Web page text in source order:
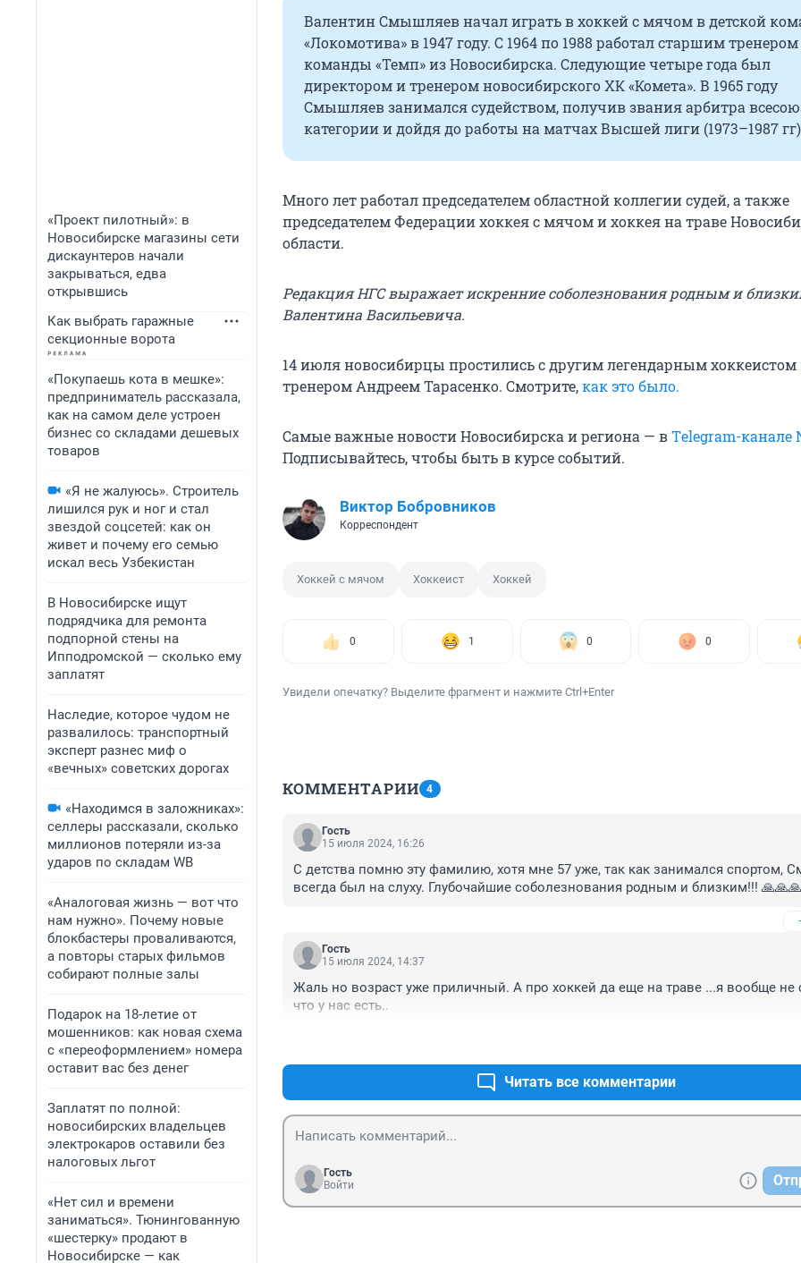
«Проект пилотный»: в
Новосибирске магазины сети
дискаунтеров начали
закрываться, едва
открывшись
Как выбрать гаражные
секционные ворота
«Покупаешь кота в мешке»:
предприниматель рассказала,
как на самом деле устроен
бизнес со складами дешевых
товаров
«Я не жалуюсь». Строитель
лишился рук и ног и стал
звездой соцсетей: как он
живет и почему его семью
искал весь Узбекистан
В Новосибирске ищут
подрядчика для ремонта
подпорной стены на
Ипподромской — сколько ему
заплатят
Наследие, которое чудом не
развалилось: транспортный
эксперт разнес миф о
«вечных» советских дорогах
«Находимся в заложниках»:
селлеры рассказали, сколько
миллионов потеряли из-за
ударов по складам WB
«Аналоговая жизнь — вот что
нам нужно». Почему новые
блокбастеры проваливаются,
а повторы старых фильмов
собирают полные залы
Подарок на 18-летие от
мошенников: как новая схема
с «переоформлением» номера
оставит вас без денег
Заплатят по полной:
новосибирских владельцев
электрокаров оставили без
налоговых льгот
«Нет сил и времени
заниматься». Тюнингованную
«шестерку» продают в
Новосибирске — как
Валентин Смышляев начал играть в хоккей с мячом в детской
«Локомотива» в 1947 году. С 1964 по 1988 работал старшим тренером
команды «Темп» из Новосибирска. Следующие четыре года был
директором и тренером новосибирского ХК «Комета». В 1965 году
Смышляев занимался судейством, получив звания арбитра
категории и дойдя до работы на матчах Высшей лиги (1973–1987
Много лет работал председателем областной коллегии судей, а также
председателем Федерации хоккея с мячом и хоккея на траве
области.
Редакция НГС выражает искренние соболезнования родным и
Валентина Васильевича.
14 июля новосибирцы простились с другим легендарным хоккеистом
тренером Андреем Тарасенко. Смотрите,как это было.
Самые важные новости Новосибирска и региона — вТelegram-канале
Подписывайтесь, чтобы быть в курсе событий.
Виктор Бобровников
Корреспондент
Хоккей с мячом Хоккеист Хоккей
0 1 0 0
Увидели опечатку? Выделите фрагмент и нажмите Ctrl+Enter
КОММЕНТАРИИ 4
Гость
15 июля 2024, 16:26
С детства помню эту фамилию, хотя мне 57 уже, так как занимался спортом,
всегда был на слуху. Глубочайшие соболезнования родным и близким!!! 🙏🙏🙏
Гость
15 июля 2024, 14:37
Жаль но возраст уже приличный. А про хоккей да еще на траве ...я вообще
что у нас есть..
Читать все комментарии
Гость
Войти